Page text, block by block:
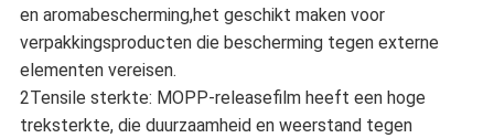
en aromabescherming,het geschikt maken voor
verpakkingsproducten die bescherming tegen externe
elementen vereisen.
2Tensile sterkte: MOPP-releasefilm heeft een hoge
treksterkte, die duurzaamheid en weerstand tegen